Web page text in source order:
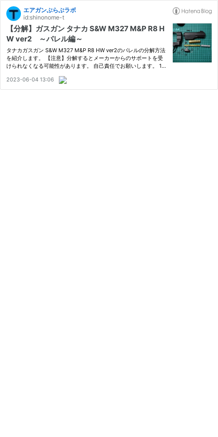
エアガンぶらぶラボ
id:shinonome-t
【分解】ガスガン タナカ S&W M327 M&P R8 H
W ver2 ～バレル編～
タナカガスガン S&W M327 M&P R8 HW ver2のバレルの分解方法
を紹介します。 【注意】分解するとメーカーからのサポートを受
けられなくなる可能性があります。 自己責任でお願いします。 1、
ズです。 2、アウターバレルを前方にずらして引き抜くように外し
ま…
2023-06-04 13:06